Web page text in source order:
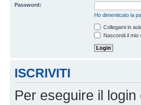
Password:
Ho dimenticato la
Collegami in
Nascondi il
ISCRIVITI
Per eseguire il